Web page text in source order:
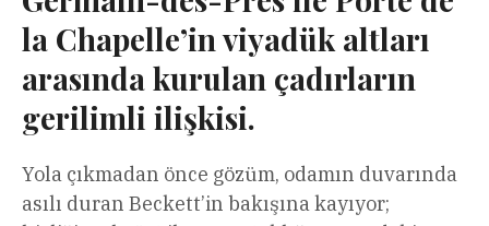
la Chapelle’in viyadük altları
arasında kurulan çadırların
gerilimli ilişkisi.
Yola çıkmadan önce gözüm, odamın duvarında
asılı duran Beckett’in bakışına kayıyor;